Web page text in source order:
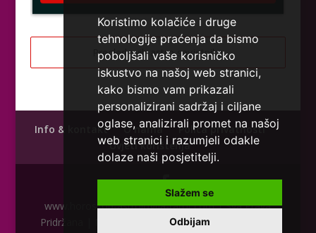
Koristimo kolačiće i druge
tehnologije praćenja da bismo
poboljšali vaše korisničko
iskustvo na našoj web stranici,
kako bismo vam prikazali
personalizirani sadržaj i ciljane
oglase, analizirali promet na našoj
web stranici i razumjeli odakle
dolaze naši posjetitelji.
Slažem se
Odbijam
VESNA/ Kod 05
Tarot savjetnik je slobodan
numerologija, anđeoski i ljubavni tarot, visak, yi
ching, knjiga promjena mudrosti, rune, izrada runskih
amajlija
Broj tel: 064/600-600
tel:0,93€ - mob:1,12€ min
Pregled svih astro savjetnika
Info & kontakt O nama
Polica privatnosti
Uvjeti korištenja
www.horoskop-astrologija-tarot.com | Sva Prava
Pridržana | Maratela mreže d.o.o., 072/700700 +18